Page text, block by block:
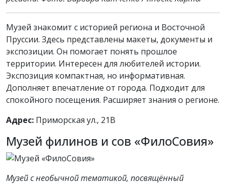
Музей знакомит с историей региона и Восточной
Пруссии. Здесь представлены макеты, документы и
экспозиции. Он помогает понять прошлое
территории. Интересен для любителей истории.
Экспозиция компактная, но информативная.
Дополняет впечатление от города. Подходит для
спокойного посещения. Расширяет знания о регионе.
Адрес: Приморская ул., 21В
Музей филинов и сов «ФилоСовия»
Музей с необычной тематикой, посвящённый